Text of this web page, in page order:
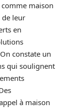
maison
de leur
en
constate un
qui soulignent
à maison